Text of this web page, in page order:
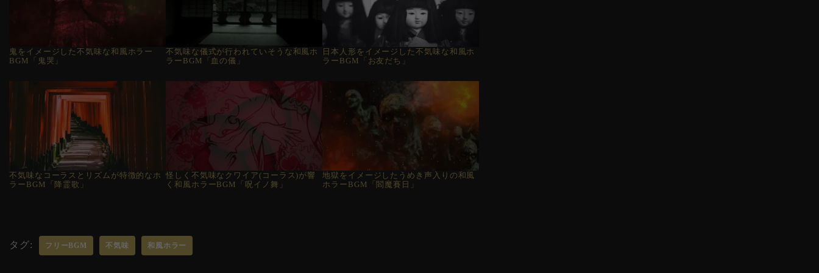
鬼をイメージした不気味な和風ホラー
BGM「鬼哭」
不気味な儀式が行われていそうな和風ホ
ラーBGM「血の儀」
日本人形をイメージした不気味な和風ホ
ラーBGM「お友だち」
不気味なコーラスとリズムが特徴的なホ
ラーBGM「降霊歌」
怪しく不気味なクワイア(コーラス)が響
く和風ホラーBGM「呪イノ舞」
地獄をイメージしたうめき声入りの和風
ホラーBGM「閻魔賽日」
タグ: フリーBGM 不気味 和風ホラー